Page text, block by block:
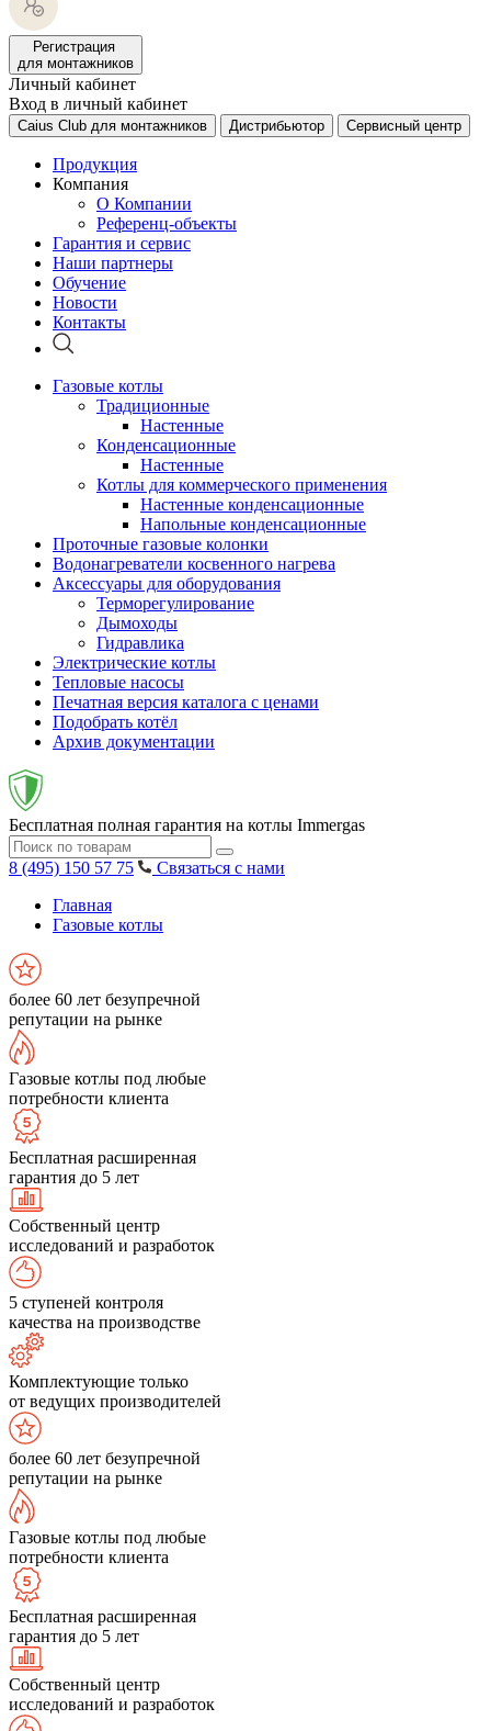
Регистрация
для монтажников
Личный кабинет
Вход в личный кабинет
Caius Club для монтажников Дистрибьютор Сервисный центр
Продукция
Компания
О Компании
Референц-объекты
Гарантия и сервис
Наши партнеры
Обучение
Новости
Контакты
Газовые котлы
Традиционные
Настенные
Конденсационные
Настенные
Котлы для коммерческого применения
Настенные конденсационные
Напольные конденсационные
Проточные газовые колонки
Водонагреватели косвенного нагрева
Аксессуары для оборудования
Терморегулирование
Дымоходы
Гидравлика
Электрические котлы
Тепловые насосы
Печатная версия каталога с ценами
Подобрать котёл
Архив документации
Бесплатная полная гарантия на котлы Immergas
8 (495) 150 57 75
Связаться с нами
Главная
Газовые котлы
более 60 лет безупречной
репутации на рынке
Газовые котлы под любые
потребности клиента
Бесплатная расширенная
гарантия до 5 лет
Собственный центр
исследований и разработок
5 ступеней контроля
качества на производстве
Комплектующие только
от ведущих производителей
более 60 лет безупречной
репутации на рынке
Газовые котлы под любые
потребности клиента
Бесплатная расширенная
гарантия до 5 лет
Собственный центр
исследований и разработок